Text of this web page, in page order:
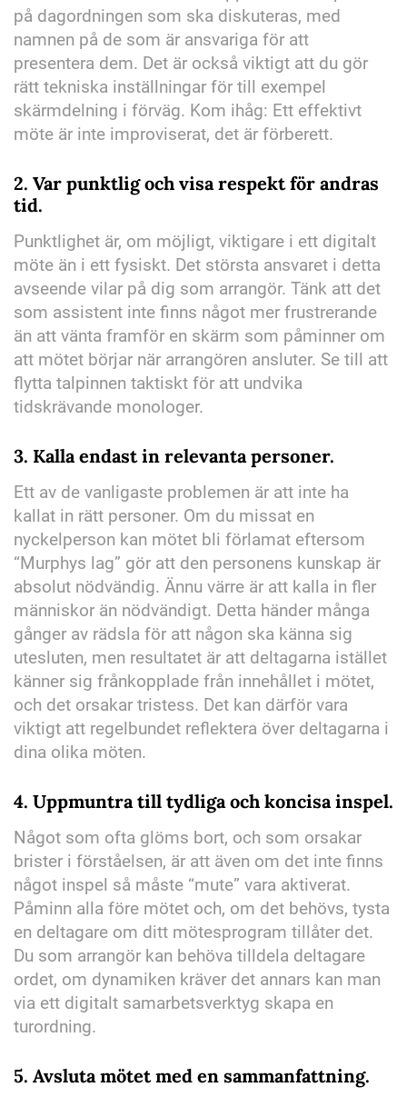
på dagordningen som ska diskuteras, med
namnen på de som är ansvariga för att
presentera dem. Det är också viktigt att du gör
rätt tekniska inställningar för till exempel
skärmdelning i förväg. Kom ihåg: Ett effektivt
möte är inte improviserat, det är förberett.
2. Var punktlig och visa respekt för andras
tid.
Punktlighet är, om möjligt, viktigare i ett digitalt
möte än i ett fysiskt. Det största ansvaret i detta
avseende vilar på dig som arrangör. Tänk att det
som assistent inte finns något mer frustrerande
än att vänta framför en skärm som påminner om
att mötet börjar när arrangören ansluter. Se till att
flytta talpinnen taktiskt för att undvika
tidskrävande monologer.
3. Kalla endast in relevanta personer.
Ett av de vanligaste problemen är att inte ha
kallat in rätt personer. Om du missat en
nyckelperson kan mötet bli förlamat eftersom
“Murphys lag” gör att den personens kunskap är
absolut nödvändig. Ännu värre är att kalla in fler
människor än nödvändigt. Detta händer många
gånger av rädsla för att någon ska känna sig
utesluten, men resultatet är att deltagarna istället
känner sig frånkopplade från innehållet i mötet,
och det orsakar tristess. Det kan därför vara
viktigt att regelbundet reflektera över deltagarna i
dina olika möten.
4. Uppmuntra till tydliga och koncisa inspel.
Något som ofta glöms bort, och som orsakar
brister i förståelsen, är att även om det inte finns
något inspel så måste “mute” vara aktiverat.
Påminn alla före mötet och, om det behövs, tysta
en deltagare om ditt mötesprogram tillåter det.
Du som arrangör kan behöva tilldela deltagare
ordet, om dynamiken kräver det annars kan man
via ett digitalt samarbetsverktyg skapa en
turordning.
5. Avsluta mötet med en sammanfattning.